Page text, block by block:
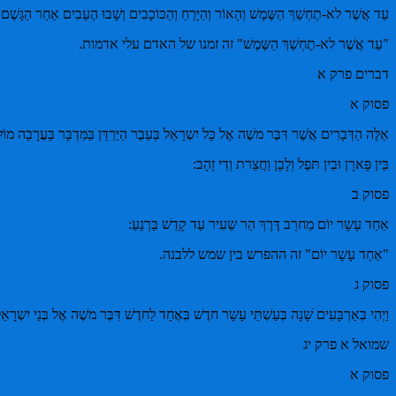
עַד אֲשֶׁר לא-תֶחְשַׁךְ הַשֶּמֶשׁ וְהָאוֹר וְהַיָּרֵחַ וְהַכּוֹכָבִים וְשָׁבוּ הֶעָבִים אַחַר
"עַד אֲשֶׁר לא-תֶחְשַׁךְ הַשֶּמֶשׁ" זה זמנו של האדם עלי אדמות.
דברים פרק א
פסוק א
אֵלֶּה הַדְּבָרִים אֲשֶׁר דִּבֶּר משֶׁה אֶל כָּל יִשְרָאֵל בְּעֵבֶר הַיַּרְדֵּן בַּמִּדְבָּר בָּעֲרָבָה
בֵּין פָּארָן וּבֵין תּפֶל וְלָבָן וַחֲצֵרת וְדִי זָהָב:
פסוק ב
אַחַד עָשָר יוֹם מֵחרֵב דֶּרֶךְ הַר שֵעִיר עַד קָדֵשׁ בַּרְנֵעַ:
"אַחַד עָשָר יוֹם" זה ההפרש בין שמש ללבנה.
פסוק ג
וַיְהִי בְּאַרְבָּעִים שָׁנָה בְּעַשְׁתֵּי עָשָר חדֶשׁ בְּאֶחָד לַחדֶשׁ דִּבֶּר משֶׁה אֶל בְּנֵי
שמואל א פרק יג
פסוק א